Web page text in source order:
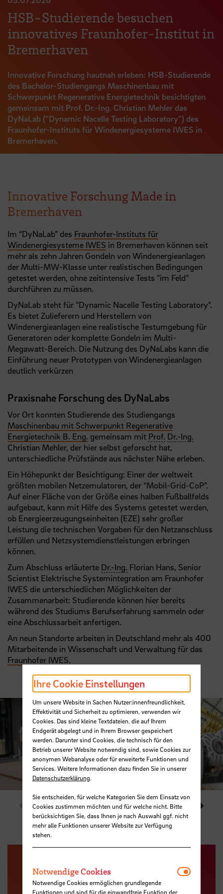
HSB-Studierende besuchen
innovatives Fraunhofer-Institut in
Bremerhaven
Innovative Forschung hautnah erleben: HSB-Studierende
des Bachelor-Studiengangs Maschinenbau mit
Schwerpunkt Regenerative Energietechnik besichtigten
gemeinsam mit Prof. Dr.-Ing. Christian Mehler das
DyNaLab ("Dynamic Nacelle Testing Laboratory") des
Fraunhofer-Instituts für Windenergiesysteme IWES in
Bremerhaven.
Innovative Forschung Made in
Bremerhaven
Im “DyNaLab” des Fraunhofer-Instituts für
Windenergiesysteme IWES in Bremerhaven können seit
mehr als zehn Jahren Gondeln von Windenergieanlagen
der Multi-MW-Klasse unter realistischen Bedingungen
getestet werden, ohne zeitintensive Tests "im Feld"
durchführen zu müssen.
DyNaLab steht für "Dynamic Nacelle Testing Laboratory”.
Es bietet Zulieferern und Herstellern von
Windenergieanlagen eine realistische Testumgebung für
Generatoren oder komplette Gondeln im Multi-
Megawatt-Bereich. Die Nutzung des DyNaLabs kann die
Einführung neuer Prototypen von Windenergieanlagen
deutlich verkürzen
Praxisnahe Forschung des DyNaLabs
Vor Ort konnten Studierende des Studiengangs
Maschinenbau mit Schwerpunkt Regenerative
Energietechnik B. Eng. gemeinsam mit Prof. Dr.-Ing.
Christian Mehler, der hier selbst geforscht hat,
unterschiedliche Prüfstände aus nächster Nähe erleben.
Ein Höhepunkt der Besichtigung: Einer der weltweit
größten mobilen Netzemulatoren, der “Mobil-Grid-CoP”.
Auf einer Fläche von der Größe eines halben Fußballfelds
aufgebaut, kann mit Hilfe des Systems getestet werden,
ob Energieerzeugungseinheiten (EZE) sehr großer
Leistung die technischen Vorgaben für den Netzanschluss
erfüllen und Netzsystemdienstleistungen erbringen
können.
Zum Abschluss erläuterte Dr.-Ing. Florian Hans, Senior
Scientist Elektrische Systemintegration am Fraunhofer
IWES die unterschiedlichen Möglichkeiten der
Zusammenarbeit: Studierende können hier bereits
während des Studiums Berufserfahrung sammeln oder
eine Abschlussarbeit anfertigen.
An neun Standorte arbeiten in Deutschland mehr als 400
Mitarbeitende in Wissenschaft und Verwaltung für das
Fraunhofer IWES.
Zeige vorheriges Element im Karussell
1 / 2
Ihre Cookie Einstellungen
Um unsere Website in Sachen Nutzer:innenfreundlichkeit,
Effektivität und Sicherheit zu optimieren, verwenden wir
Cookies. Das sind kleine Textdateien, die auf Ihrem
Endgerät abgelegt und in Ihrem Browser gespeichert
werden. Darunter sind Cookies, die technisch für den
Betrieb unserer Website notwendig sind, sowie Cookies zur
anonymen Webanalyse oder für erweiterte Funktionen und
Services. Weitere Informationen dazu finden Sie in unserer
Datenschutzerklärung.
Sie entscheiden, für welche Kategorien Sie dem Einsatz von
Cookies zustimmen möchten und für welche nicht. Bitte
berücksichtigen Sie, dass Ihnen je nach Auswahl ggf. nicht
mehr alle Funktionen unserer Website zur Verfügung
stehen.
Notwendige Cookies
Notwendige Cookies ermöglichen grundlegende
Funktionen und sind für die einwandfreie Funktion der